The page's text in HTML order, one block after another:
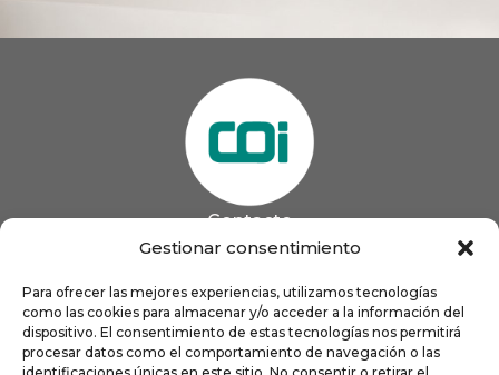
Gestionar consentimiento
Para ofrecer las mejores experiencias, utilizamos tecnologías
como las cookies para almacenar y/o acceder a la información del
dispositivo. El consentimiento de estas tecnologías nos permitirá
procesar datos como el comportamiento de navegación o las
Contacto
 coigijon@gmail.com
Horario
Lun
9:00 a 13:00 - 16:00 a 21:00
Mar
9:00 a 13:00 - 16:00 a 20:00